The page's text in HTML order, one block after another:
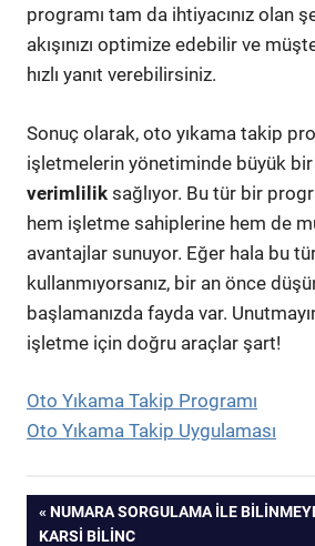
programı tam da ihtiyacınız olan
akışınızı optimize edebilir ve
hızlı yanıt verebilirsiniz.
Sonuç olarak, oto yıkama takip
işletmelerin yönetiminde büyük bir
verimlilik sağlıyor. Bu tür bir
hem işletme sahiplerine hem de
avantajlar sunuyor. Eğer hala bu tür
kullanmıyorsanız, bir an önce
başlamanızda fayda var.
işletme için doğru araçlar şart!
Oto Yıkama Takip Programı
Oto Yıkama Takip Uygulaması
Yazı
PREVIOUS
POST:
NUMARA SORGULAMA İLE
KARSI BILINC